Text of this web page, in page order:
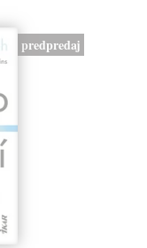
predpredaj